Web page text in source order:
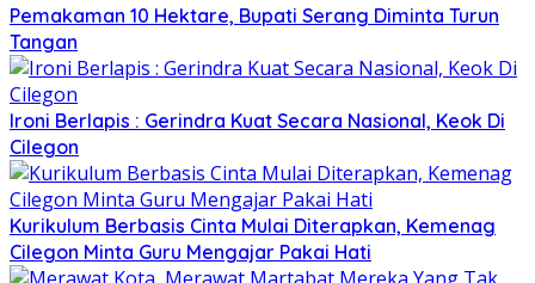
Pemakaman 10 Hektare, Bupati Serang Diminta Turun
Tangan
Ironi Berlapis : Gerindra Kuat Secara Nasional, Keok Di
Cilegon
Kurikulum Berbasis Cinta Mulai Diterapkan, Kemenag
Cilegon Minta Guru Mengajar Pakai Hati